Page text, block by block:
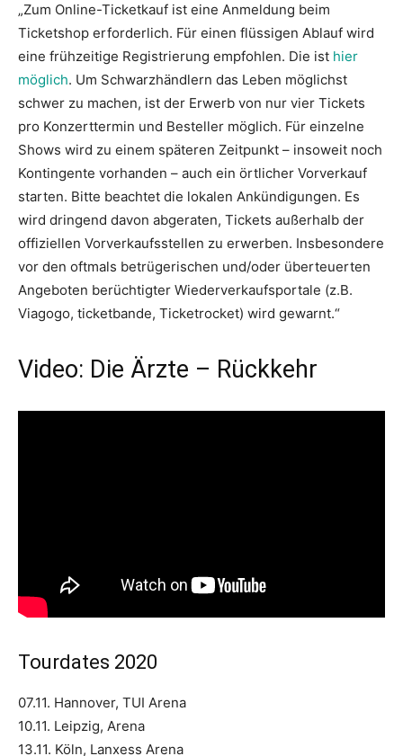
„Zum Online-Ticketkauf ist eine Anmeldung beim
Ticketshop erforderlich. Für einen flüssigen Ablauf wird
eine frühzeitige Registrierung empfohlen. Die ist hier
möglich. Um Schwarzhändlern das Leben möglichst
schwer zu machen, ist der Erwerb von nur vier Tickets
pro Konzerttermin und Besteller möglich. Für einzelne
Shows wird zu einem späteren Zeitpunkt – insoweit noch
Kontingente vorhanden – auch ein örtlicher Vorverkauf
starten. Bitte beachtet die lokalen Ankündigungen. Es
wird dringend davon abgeraten, Tickets außerhalb der
offiziellen Vorverkaufsstellen zu erwerben. Insbesondere
vor den oftmals betrügerischen und/oder überteuerten
Angeboten berüchtigter Wiederverkaufsportale (z.B.
Viagogo, ticketbande, Ticketrocket) wird gewarnt.“
Video: Die Ärzte – Rückkehr
Tourdates 2020
07.11. Hannover, TUI Arena
10.11. Leipzig, Arena
13.11. Köln, Lanxess Arena